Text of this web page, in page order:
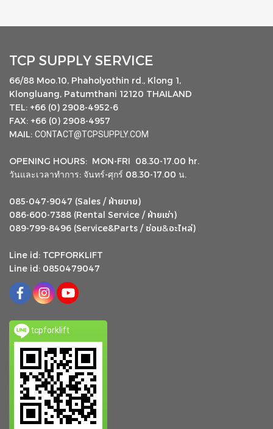
TCP SUPPLY SERVICE
66/88 Moo.10, Phaholyothin rd., Klong 1,
Klongluang, Patumthani 12120 THAILAND
TEL: +66 (0) 2908-4952-6
FAX: +66 (0) 2908-4957
MAIL: CONTACT@TCPSUPPLY.COM
OPENING HOURS: MON-FRI 08.30-17.00 hr.
วันและเวลาทำการ: จันทร์-ศุกร์ 08.30-17.00 น.
085-047-9047 (Sales / ฝ่ายขาย)
086-600-7388 (Rental Service / ฝ่ายเช่า)
089-799-8496 (Service&Parts / ซ่อม&อะไหล่)
Line id: TCPFORKLIFT
Line id: 0850479047
tcpforklift